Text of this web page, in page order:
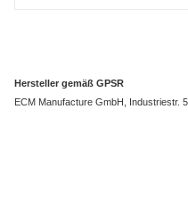
Hersteller gemäß GPSR
ECM Manufacture GmbH, Industriestr.